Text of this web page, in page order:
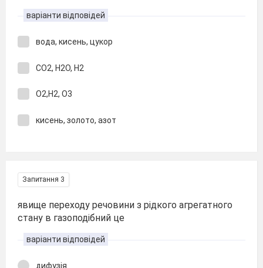
варіанти відповідей
вода, кисень, цукор
СО2, Н2О, Н2
О2,Н2, О3
кисень, золото, азот
Запитання 3
явище переходу речовини з рідкого агрегатного
стану в газоподібний це
варіанти відповідей
дифузія